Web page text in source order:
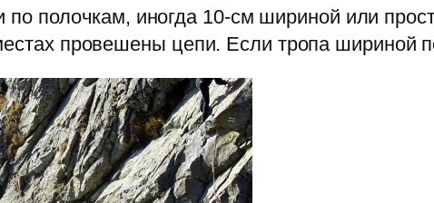
по полочкам, иногда 10-см шириной или
провешены цепи. Если тропа шириной